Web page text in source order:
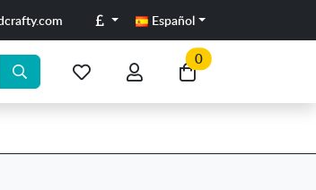
Libras Español
artículoscuenta
Ir
a
compra
0